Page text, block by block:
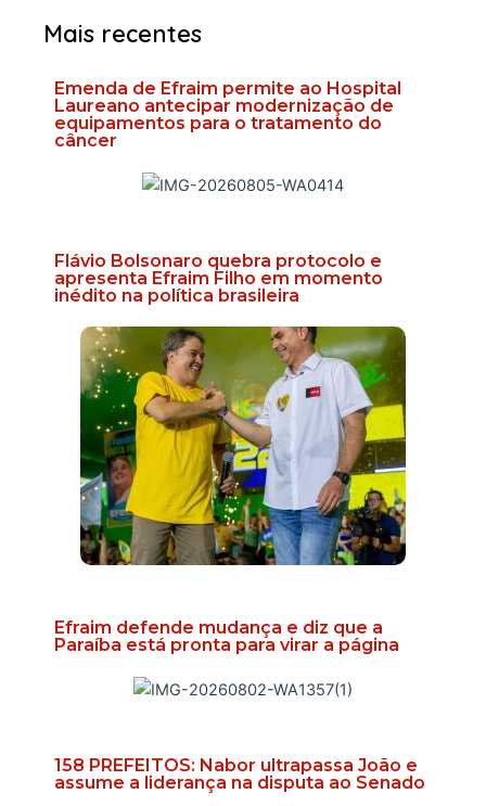
Mais recentes
Emenda de Efraim permite ao Hospital
Laureano antecipar modernização de
equipamentos para o tratamento do
câncer
Flávio Bolsonaro quebra protocolo e
apresenta Efraim Filho em momento
inédito na política brasileira
Efraim defende mudança e diz que a
Paraíba está pronta para virar a página
158 PREFEITOS: Nabor ultrapassa João e
assume a liderança na disputa ao Senado